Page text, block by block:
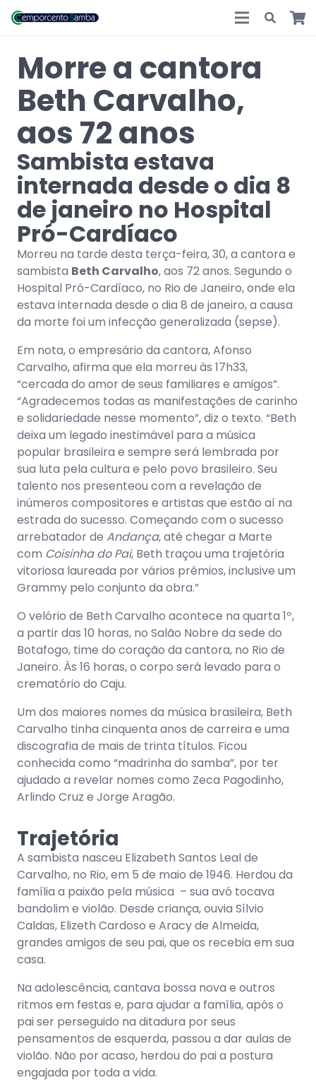
Morre a cantora
Beth Carvalho,
aos 72 anos
Sambista estava
internada desde o dia 8
de janeiro no Hospital
Pró-Cardíaco
Morreu na tarde desta terça-feira, 30, a cantora e
sambista Beth Carvalho, aos 72 anos. Segundo o
Hospital Pró-Cardíaco, no Rio de Janeiro, onde ela
estava internada desde o dia 8 de janeiro, a causa
da morte foi um infecção generalizada (sepse).
Em nota, o empresário da cantora, Afonso
Carvalho, afirma que ela morreu às 17h33,
“cercada do amor de seus familiares e amigos”.
“Agradecemos todas as manifestações de carinho
e solidariedade nesse momento”, diz o texto. “Beth
deixa um legado inestimável para a música
popular brasileira e sempre será lembrada por
sua luta pela cultura e pelo povo brasileiro. Seu
talento nos presenteou com a revelação de
inúmeros compositores e artistas que estão aí na
estrada do sucesso. Começando com o sucesso
arrebatador de Andança, até chegar a Marte
com Coisinha do Pai, Beth traçou uma trajetória
vitoriosa laureada por vários prêmios, inclusive um
Grammy pelo conjunto da obra.”
O velório de Beth Carvalho acontece na quarta 1º,
a partir das 10 horas, no Salão Nobre da sede do
Botafogo, time do coração da cantora, no Rio de
Janeiro. Às 16 horas, o corpo será levado para o
crematório do Caju.
Um dos maiores nomes da música brasileira, Beth
Carvalho tinha cinquenta anos de carreira e uma
discografia de mais de trinta títulos. Ficou
conhecida como “madrinha do samba”, por ter
ajudado a revelar nomes como Zeca Pagodinho,
Arlindo Cruz e Jorge Aragão.
Trajetória
A sambista nasceu Elizabeth Santos Leal de
Carvalho, no Rio, em 5 de maio de 1946. Herdou da
família a paixão pela música – sua avó tocava
bandolim e violão. Desde criança, ouvia Sílvio
Caldas, Elizeth Cardoso e Aracy de Almeida,
grandes amigos de seu pai, que os recebia em sua
casa.
Na adolescência, cantava bossa nova e outros
ritmos em festas e, para ajudar a família, após o
pai ser perseguido na ditadura por seus
pensamentos de esquerda, passou a dar aulas de
violão. Não por acaso, herdou do pai a postura
engajada por toda a vida.